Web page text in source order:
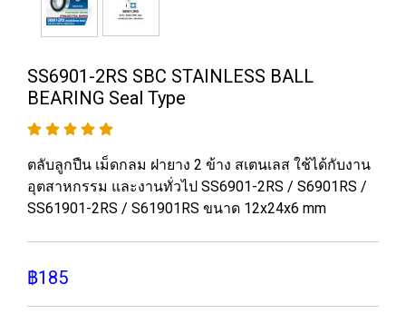
SS6901-2RS SBC STAINLESS BALL
BEARING Seal Type
ตลับลูกปืน เม็ดกลม ฝายาง 2 ข้าง สเตนเลส ใช้ได้กับงาน
อุตสาหกรรม และงานทั่วไป SS6901-2RS / S6901RS /
SS61901-2RS / S61901RS ขนาด 12x24x6 mm
฿185